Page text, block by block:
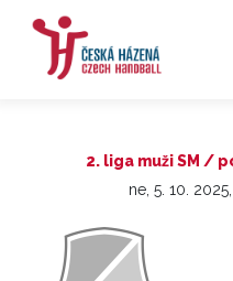
2. liga muži SM /
ne, 5. 10.